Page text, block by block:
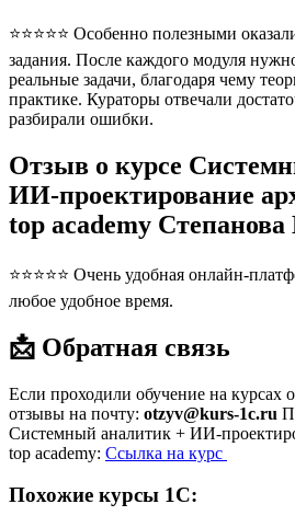
⭐⭐⭐⭐⭐ Особенно полезными
задания. После каждого модуля
реальные задачи, благодаря чему
практике. Кураторы отвечали
разбирали ошибки.
Отзыв о курсе
ИИ-проектирование
top academy
⭐⭐⭐⭐⭐ Очень удобная онлайн-
любое удобное время.
📩 Обратная связь
Если проходили обучение на курсах
отзывы на почту: otzyv@kurs-1c.ru
Системный аналитик + ИИ-
top academy: Ссылка на курс
Похожие курсы 1С: